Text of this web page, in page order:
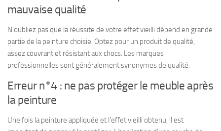
mauvaise qualité
N’oubliez pas que la réussite de votre effet vieilli dépend en grande
partie de la peinture choisie. Optez pour un produit de qualité,
assez couvrant et résistant aux chocs. Les marques
professionnelles sont généralement synonymes de qualité.
Erreur n°4 : ne pas protéger le meuble après
la peinture
Une fois la peinture appliquée et l’effet vieilli obtenu, il est